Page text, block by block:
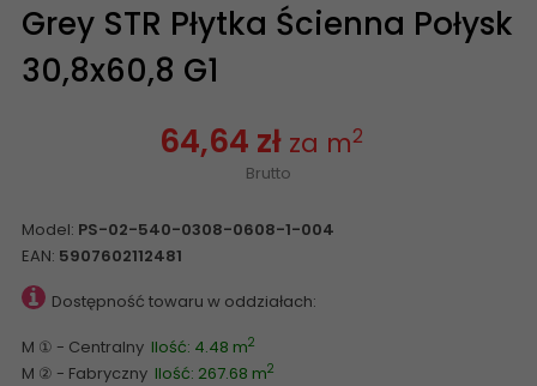
Grey STR Płytka Ścienna Połysk
30,8x60,8 G1
64,64 zł za m2
Brutto
Model: PS-02-540-0308-0608-1-004
EAN: 5907602112481
Dostępność towaru w oddziałach:
M ① - Centralny Ilość: 4.48 m2
M ② - Fabryczny Ilość: 267.68 m2